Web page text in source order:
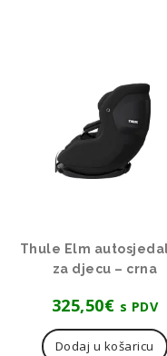
Thule Elm
za djecu – crna
325,50€ s PDV
Dodaj u košaricu